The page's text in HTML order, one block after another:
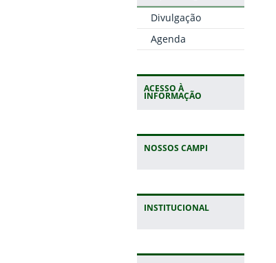
Divulgação
Agenda
ACESSO À
INFORMAÇÃO
NOSSOS CAMPI
INSTITUCIONAL